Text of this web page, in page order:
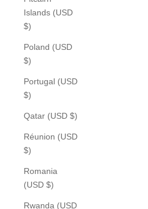
Islands (USD
$)
Poland (USD
$)
Portugal (USD
$)
Qatar (USD $)
Réunion (USD
$)
Romania
(USD $)
Rwanda (USD